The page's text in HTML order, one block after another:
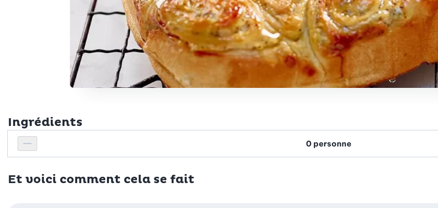
Ingrédients
Réduire le nombre de personnes
Personnes
Et voici comment cela se fait